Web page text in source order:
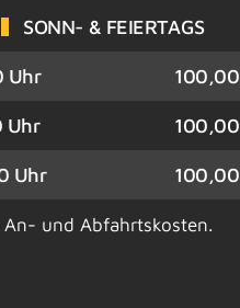
SONN- & FEIERTAGS
Uhr
Uhr
Uhr
An- und Abfahrtskosten.